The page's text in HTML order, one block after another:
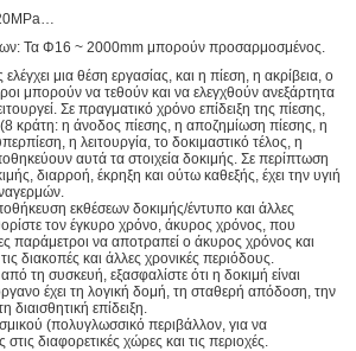
Τα Φ16 ~ 2000mm μπορούν προσαρμοσμένος.
μια θέση εργασίας, και η πίεση, η ακρίβεια, ο
μπορούν να τεθούν και να ελεγχθούν ανεξάρτητα
Σε πραγματικό χρόνο επίδειξη της πίεσης,
κράτη: η άνοδος πίεσης, η αποζημίωση πίεσης, η
η λειτουργία, το δοκιμαστικό τέλος, η
αυτά τα στοιχεία δοκιμής. Σε περίπτωση
διαρροή, έκρηξη και ούτω καθεξής, έχει την υγιή
εκθέσεων δοκιμής/έντυπο και άλλες
τον έγκυρο χρόνο, άκυρος χρόνος, που
παράμετροι να αποτραπεί ο άκυρος χρόνος και
διακοπές και άλλες χρονικές περιόδους.
τη συσκευή, εξασφαλίστε ότι η δοκιμή είναι
έχει τη λογική δομή, τη σταθερή απόδοση, την
διαισθητική επίδειξη.
(πολυγλωσσικό περιβάλλον, για να
διαφορετικές χώρες και τις περιοχές.